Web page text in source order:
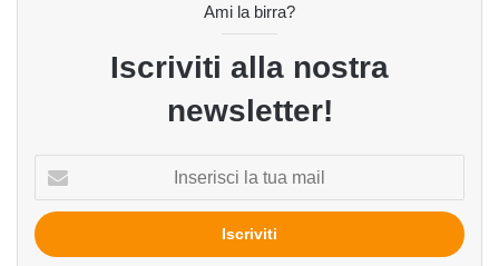
Ami la birra?
Iscriviti alla nostra
newsletter!
tua
mail